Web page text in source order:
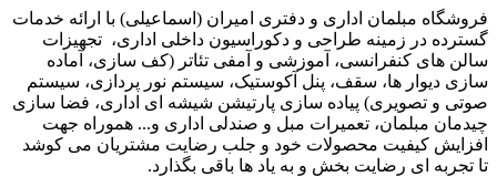
فروشگاه مبلمان اداری و دفتری امیران (اسماعیلی) با ارائه خدمات
گسترده در زمینه طراحی و دکوراسیون داخلی اداری‌، تجهیزات
سالن های کنفرانسی، آموزشی و آمفی تئاتر (کف سازی، آماده
سازی دیوار ها، سقف، پنل آکوستیک، سیستم نور پردازی، سیستم
صوتی و تصویری) پیاده سازی پارتیشن شیشه ای اداری، فضا سازی
چیدمان مبلمان، تعمیرات مبل و صندلی اداری و... هموراه جهت
افزایش کیفیت محصولات خود و جلب رضایت مشتریان می کوشد
تا تجربه ای رضایت بخش و به یاد ها باقی بگذارد.